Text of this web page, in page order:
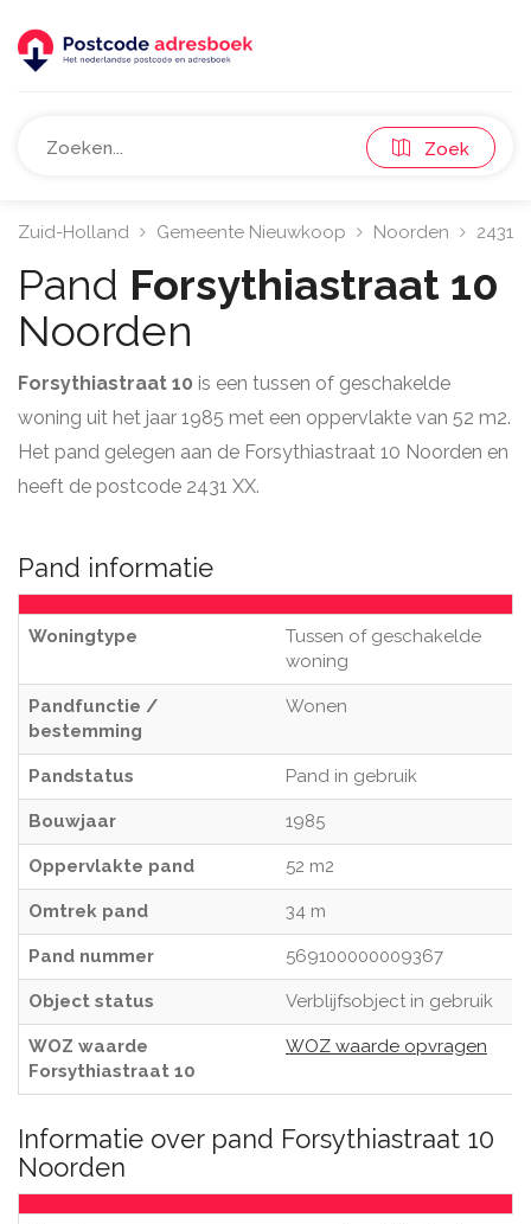
Zoek
Zuid-Holland Gemeente Nieuwkoop Noorden 2431
Pand Forsythiastraat 10
Noorden
Forsythiastraat 10 is een tussen of geschakelde
woning uit het jaar 1985 met een oppervlakte van 52 m2.
Het pand gelegen aan de Forsythiastraat 10 Noorden en
heeft de postcode 2431 XX.
Pand informatie
Woningtype
Tussen of geschakelde
woning
Pandfunctie /
bestemming
Wonen
Pandstatus Pand in gebruik
Bouwjaar 1985
Oppervlakte pand 52 m2
Omtrek pand 34 m
Pand nummer 569100000009367
Object status Verblijfsobject in gebruik
WOZ waarde
Forsythiastraat 10
WOZ waarde opvragen
Informatie over pand Forsythiastraat 10
Noorden